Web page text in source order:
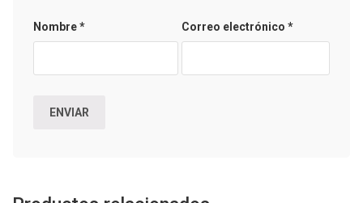
Nombre* Correo electrónico *